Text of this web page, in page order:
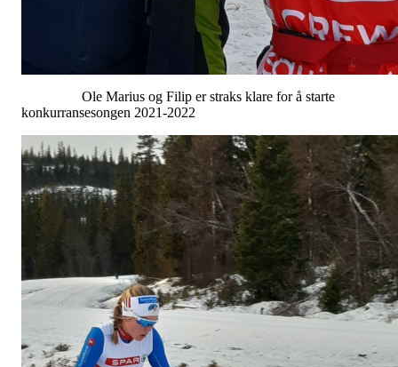
Ole Marius og Filip er straks klare for å starte
konkurransesongen 2021-2022